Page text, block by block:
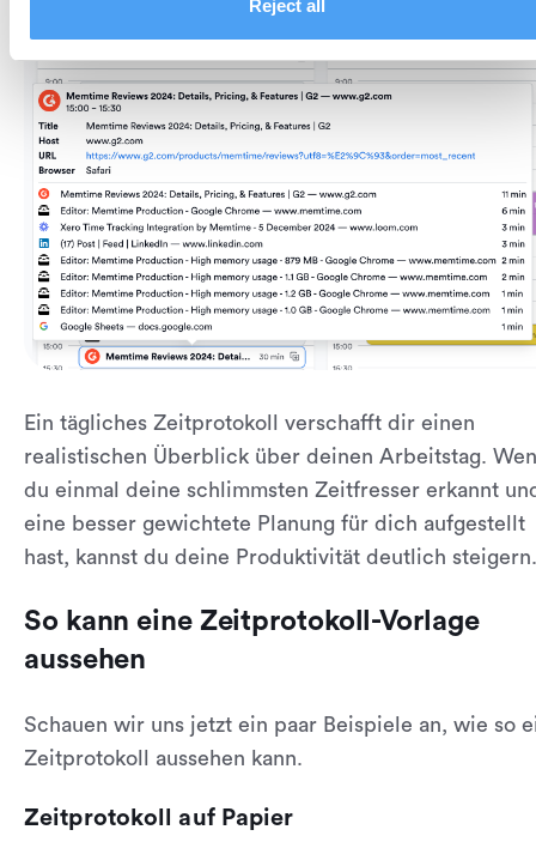
Reject all
Ein tägliches Zeitprotokoll verschafft dir einen
realistischen Überblick über deinen Arbeitstag.
du einmal deine schlimmsten Zeitfresser erkannt
eine besser gewichtete Planung für dich aufgestellt
hast, kannst du deine Produktivität deutlich steigern.
So kann eine Zeitprotokoll-Vorlage
aussehen
Schauen wir uns jetzt ein paar Beispiele an, wie so
Zeitprotokoll aussehen kann.
Zeitprotokoll auf Papier